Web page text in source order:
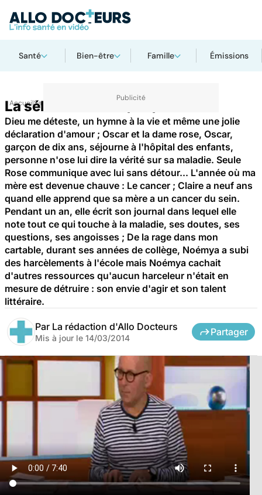
Santé Bien-être Famille Émissions
AccueilSanté
La sélection du 14/03/2014
Dieu me déteste, un hymne à la vie et même une jolie
déclaration d'amour ; Oscar et la dame rose, Oscar,
garçon de dix ans, séjourne à l'hôpital des enfants,
personne n'ose lui dire la vérité sur sa maladie. Seule
Rose communique avec lui sans détour... L'année où ma
mère est devenue chauve : Le cancer ; Claire a neuf ans
quand elle apprend que sa mère a un cancer du sein.
Pendant un an, elle écrit son journal dans lequel elle
note tout ce qui touche à la maladie, ses doutes, ses
questions, ses angoisses ; De la rage dans mon
cartable, durant ses années de collège, Noémya a subi
des harcèlements à l'école mais Noémya cachait
d'autres ressources qu'aucun harceleur n'était en
mesure de détruire : son envie d'agir et son talent
littéraire.
Par La rédaction d'Allo Docteurs
Mis à jour le 14/03/2014
Partager